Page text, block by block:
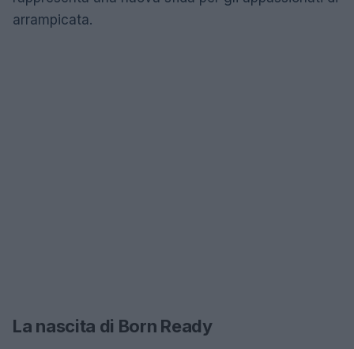
arrampicata.
La nascita di Born Ready